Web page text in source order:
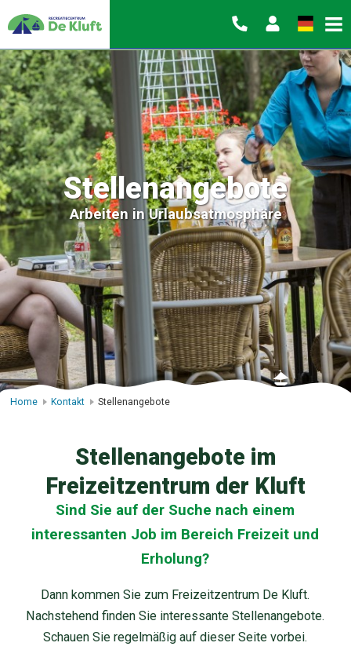
Stellenangebote
Arbeiten in Urlaubsatmosphäre
Home Kontakt Stellenangebote
Stellenangebote im
Freizeitzentrum der Kluft
Sind Sie auf der Suche nach einem
interessanten Job im Bereich Freizeit und
Erholung?
Dann kommen Sie zum Freizeitzentrum De Kluft.
Nachstehend finden Sie interessante Stellenangebote.
Schauen Sie regelmäßig auf dieser Seite vorbei.